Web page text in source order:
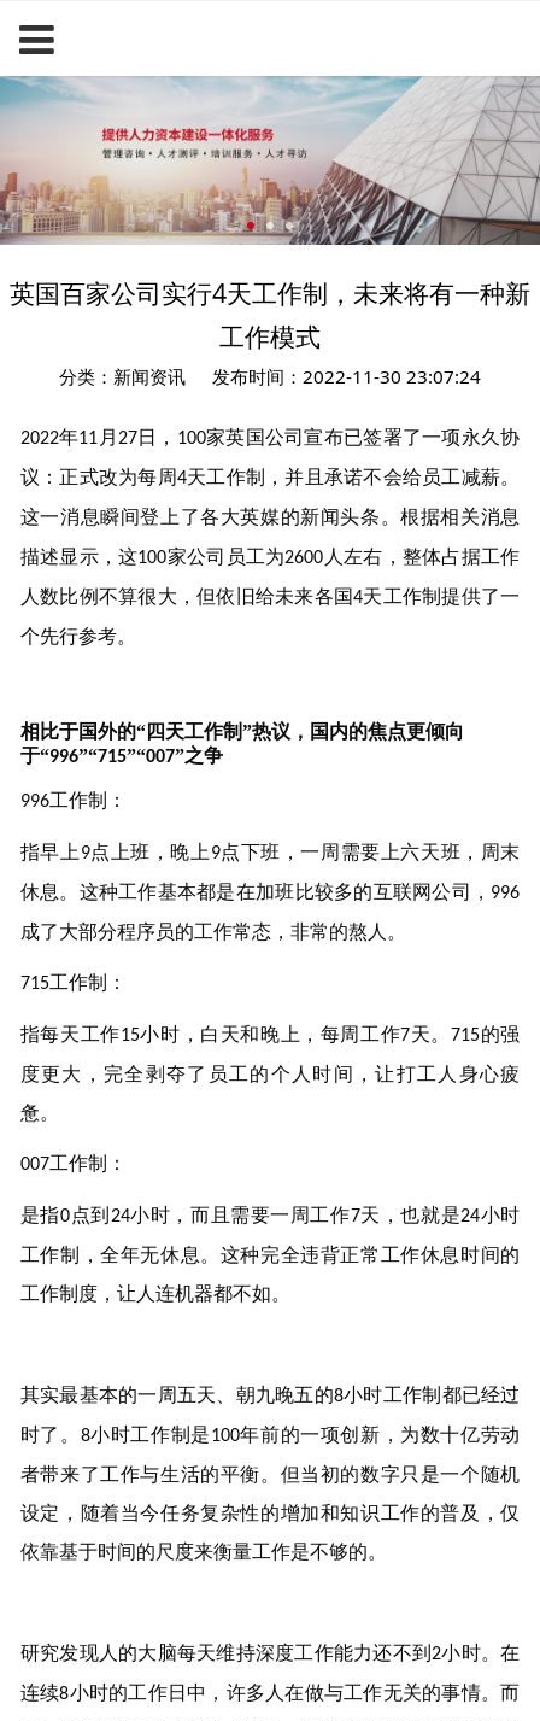
英国百家公司实行4天工作制，未来将有一种新
工作模式
分类：新闻资讯 发布时间：2022-11-30 23:07:24
2022年11 月 27日， 100家英国公司宣布已签署了一项永久协
议：正式改为每周4天工作制，并且承诺不会给员工减薪。
这一消息瞬间登上了各大英媒的新闻头条。根据相关消息
描述显示，这100家公司员工为2600 人左右，整体占据工作
人数比例不算很大，但依旧给未来各国4天工作制提供了一
个先行参考。
相比于国外的“四天工作制”热议 ，国内的焦点更倾向
于“996”“715”“007”之争
996工作制：
指早上 9点上班，晚上 9点下班，一周需要上六天班，周末
休息。这种工作基本都是在加班比较多的互联网公司， 996
成了大部分程序员的工作常态，非常的熬人。
715工作制：
指每天工作15小时，白天和晚上，每周工作7天。715的强
度更大，完全剥夺了员工的个人时间，让打工人身心疲
惫。
007工作制：
是指0点到 24小时，而且需要一周工作7天，也就是24小时
工作制，全年无休息。这种完全违背正常工作休息时间的
工作制度， 让人连机器都不如。
其实最基本的一周五天、 朝九晚五的8小时工作制 都已经过
时了 。 8小时工作制是100年前的一项创新，为数十亿劳动
者带来了工作与生活的平衡。 但当初的数字只是一个随机
设定 ，随着当今任务复杂性的增加和知识工作的普及，仅
依靠基于时间的尺度来衡量工作是不够的。
研究发现人的大脑每天维持深度工作能力还不到 2小时。在
连续8小时的工作日中，许多人在做与工作无关的事情。而